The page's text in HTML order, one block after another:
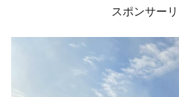
スポンサー